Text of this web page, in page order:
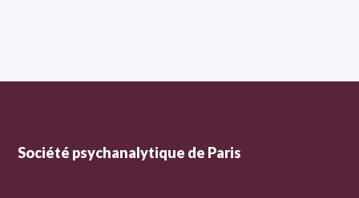
Société psychanalytique de Paris